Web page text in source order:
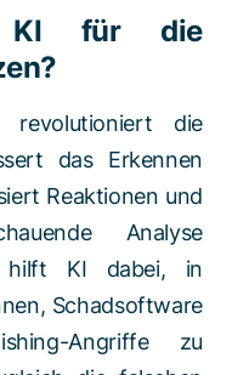
KI für die
revolutioniert die
das Erkennen
Reaktionen und
Analyse
hilft KI dabei, in
Schadsoftware
Angriffe zu